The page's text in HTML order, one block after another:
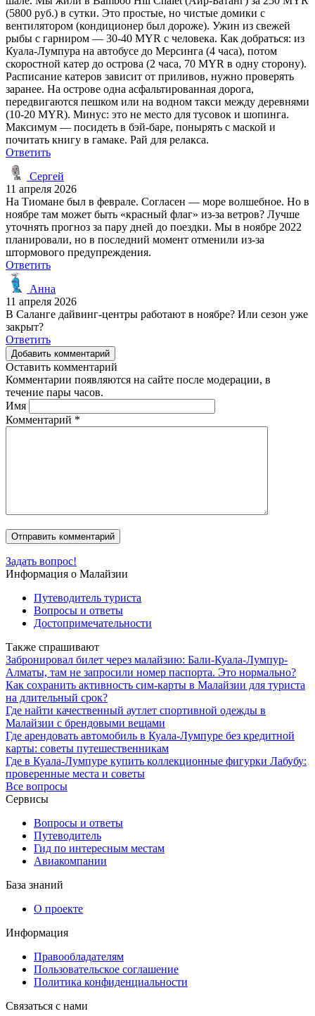
(5800 руб.) в сутки. Это простые, но чистые домики с
вентилятором (кондиционер был дороже). Ужин из свежей
рыбы с гарниром — 30-40 MYR с человека. Как добраться: из
Куала-Лумпура на автобусе до Мерсинга (4 часа), потом
скоростной катер до острова (2 часа, 70 MYR в одну сторону).
Расписание катеров зависит от приливов, нужно проверять
заранее. На острове одна асфальтированная дорога,
передвигаются пешком или на водном такси между деревнями
(10-20 MYR). Минус: это не место для тусовок и шопинга.
Максимум — посидеть в бэй-баре, понырять с маской и
почитать книгу в гамаке. Рай для релакса.
Ответить
Сергей
11 апреля 2026
На Тиомане был в феврале. Согласен — море волшебное. Но в
ноябре там может быть «красный флаг» из-за ветров? Лучше
уточнять прогноз за пару дней до поездки. Мы в ноябре 2022
планировали, но в последний момент отменили из-за
штормового предупреждения.
Ответить
Анна
11 апреля 2026
В Саланге дайвинг-центры работают в ноябре? Или сезон уже
закрыт?
Ответить
Добавить комментарий
Оставить комментарий
Комментарии появляются на сайте после модерации, в
течение пары часов.
Имя
Комментарий *
Задать вопрос!
Информация о Малайзии
Путеводитель туриста
Вопросы и ответы
Достопримечательности
Также спрашивают
Забронировал билет через малайзию: Бали-Куала-Лумпур-
Алматы, там не запросили номер паспорта. Это нормально?
Как сохранить активность сим-карты в Малайзии для туриста
на длительный срок?
Где найти качественный аутлет спортивной одежды в
Малайзии с брендовыми вещами
Где арендовать автомобиль в Куала-Лумпуре без кредитной
карты: советы путешественникам
Где в Куала-Лумпуре купить коллекционные фигурки Лабубу:
проверенные места и советы
Все вопросы
Сервисы
Вопросы и ответы
Путеводитель
Гид по интересным местам
Авиакомпании
База знаний
О проекте
Информация
Правообладателям
Пользовательское соглашение
Политика конфиденциальности
Связаться с нами